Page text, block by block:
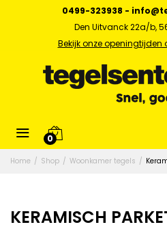
0499-323938 -
Den Uitvanck 22a/b,
Bekijk onze
0
Home / Shop / Woonkamer tegels /
KERAMISCH